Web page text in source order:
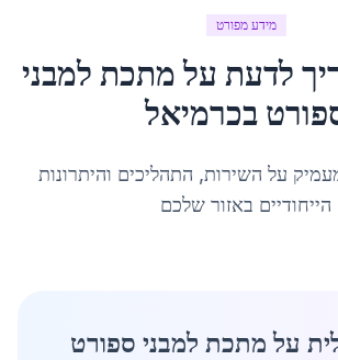
מידע מפורט
לדעת עלמתכת למבני
בכרמיאל
על השירות, התהליכים והיתרונות
הייחודיים באזור שלכם
על מתכת למבני ספורט